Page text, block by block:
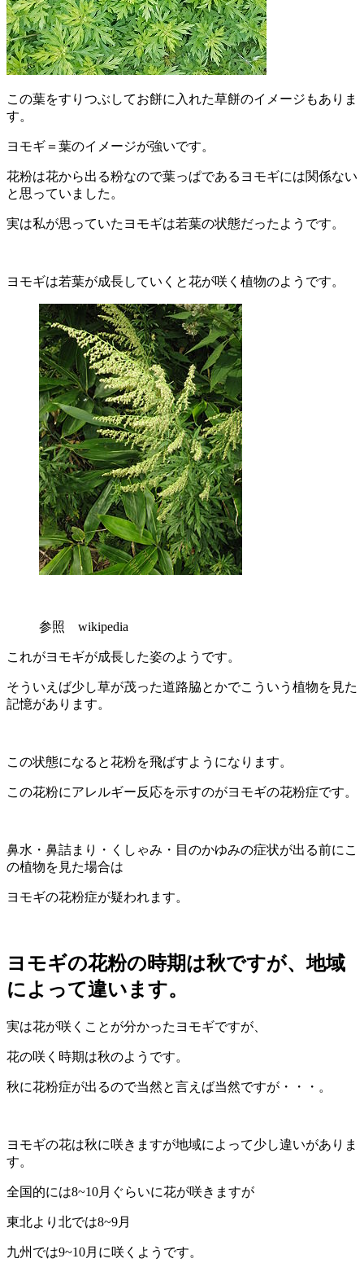
この葉をすりつぶしてお餅に入れた草餅のイメージもありま
す。
ヨモギ＝葉のイメージが強いです。
花粉は花から出る粉なので葉っぱであるヨモギには関係ない
と思っていました。
実は私が思っていたヨモギは若葉の状態だったようです。
ヨモギは若葉が成長していくと花が咲く植物のようです。
参照 wikipedia
これがヨモギが成長した姿のようです。
そういえば少し草が茂った道路脇とかでこういう植物を見た
記憶があります。
この状態になると花粉を飛ばすようになります。
この花粉にアレルギー反応を示すのがヨモギの花粉症です。
鼻水・鼻詰まり・くしゃみ・目のかゆみの症状が出る前にこ
の植物を見た場合は
ヨモギの花粉症が疑われます。
ヨモギの花粉の時期は秋ですが、地域
によって違います。
実は花が咲くことが分かったヨモギですが、
花の咲く時期は秋のようです。
秋に花粉症が出るので当然と言えば当然ですが・・・。
ヨモギの花は秋に咲きますが地域によって少し違いがありま
す。
全国的には8~10月ぐらいに花が咲きますが
東北より北では8~9月
九州では9~10月に咲くようです。